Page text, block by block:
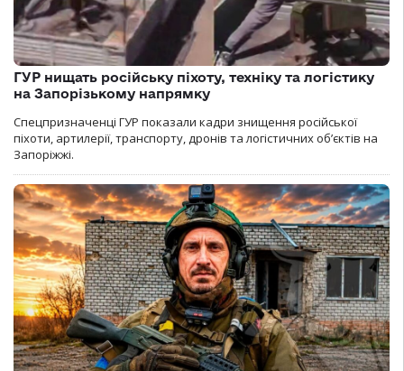
ГУР нищать російську піхоту, техніку та логістику
на Запорізькому напрямку
Спецпризначенці ГУР показали кадри знищення російської
піхоти, артилерії, транспорту, дронів та логістичних об’єктів на
Запоріжжі.